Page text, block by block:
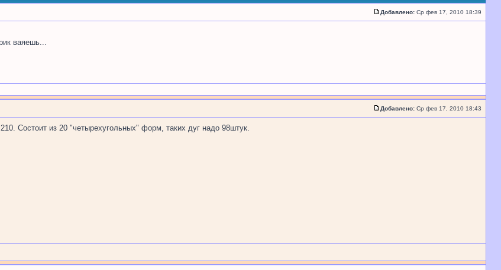
Добавлено: Ср фев 17, 2010 18:39
ваяешь...
Добавлено: Ср фев 17, 2010 18:43
Состоит из 20 "четырехугольных" форм, таких дуг надо 98штук.